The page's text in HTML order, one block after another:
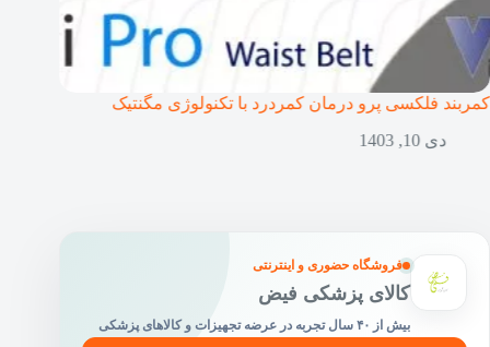
کمربند فلکسی پرو درمان کمردرد با تکنولوژی مگنتیک
دی 10, 1403
فروشگاه حضوری و اینترنتی
کالای پزشکی فیض
بیش از ۴۰ سال تجربه در عرضه تجهیزات و کالاهای پزشکی